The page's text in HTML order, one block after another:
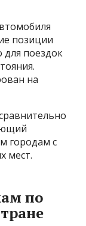
позиции
для поездок
на
городам с
мест.
по